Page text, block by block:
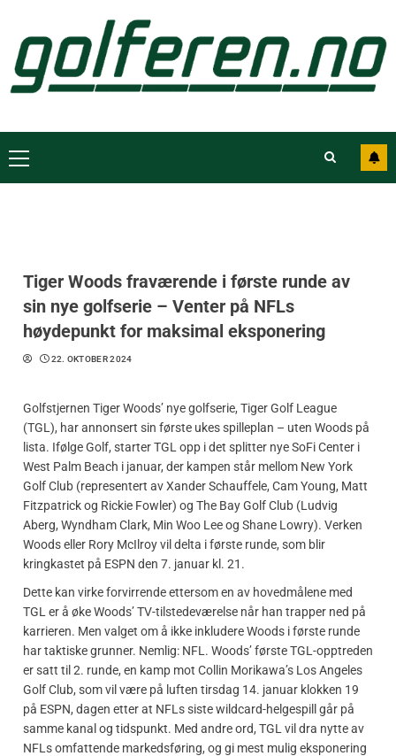
Tiger Woods fraværende i første runde av
sin nye golfserie – Venter på NFLs
høydepunkt for maksimal eksponering
22. OKTOBER 2024
Golfstjernen Tiger Woods’ nye golfserie, Tiger Golf League
(TGL), har annonsert sin første ukes spilleplan – uten Woods på
lista. Ifølge Golf, starter TGL opp i det splitter nye SoFi Center i
West Palm Beach i januar, der kampen står mellom New York
Golf Club (representert av Xander Schauffele, Cam Young, Matt
Fitzpatrick og Rickie Fowler) og The Bay Golf Club (Ludvig
Aberg, Wyndham Clark, Min Woo Lee og Shane Lowry). Verken
Woods eller Rory McIlroy vil delta i første runde, som blir
kringkastet på ESPN den 7. januar kl. 21.
Dette kan virke forvirrende ettersom en av hovedmålene med
TGL er å øke Woods’ TV-tilstedeværelse når han trapper ned på
karrieren. Men valget om å ikke inkludere Woods i første runde
har taktiske grunner. Nemlig: NFL. Woods’ første TGL-opptreden
er satt til 2. runde, en kamp mot Collin Morikawa’s Los Angeles
Golf Club, som vil være på luften tirsdag 14. januar klokken 19
på ESPN, dagen etter at NFLs siste wildcard-helgespill går på
samme kanal og tidspunkt. Med andre ord, TGL vil dra nytte av
NFLs omfattende markedsføring, og gi mest mulig eksponering